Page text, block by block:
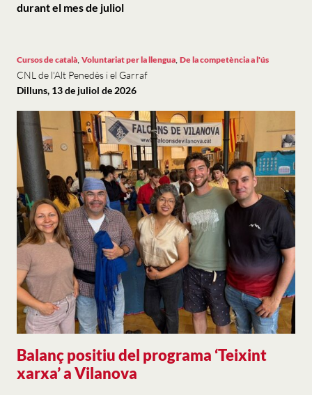
durant el mes de juliol
Balanç positiu del programa ‘Teixint
xarxa’ a Vilanova
Cursos de català, Voluntariat per la llengua, De la competència a l'ús
CNL de l'Alt Penedès i el Garraf
Dilluns, 13 de juliol de 2026